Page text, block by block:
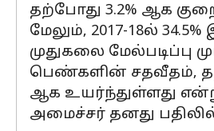
தற்போது 3.2% ஆக
மேலும், 2017-18ல் 34.5%
முதுகலை மேல்படிப்பு
பெண்களின் சதவீதம்,
ஆக உயர்ந்துள்ளது
அமைச்சர் தனது